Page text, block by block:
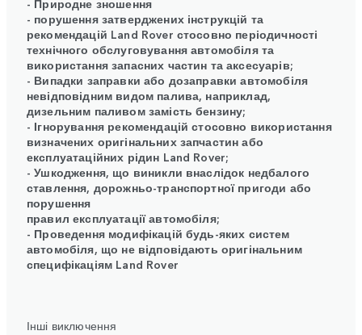
- Природне зношення
- порушення затверджених інструкцій та
рекомендацій Land Rover стосовно періодичності
технічного обслуговування автомобіля та
використання запасних частин та аксесуарів;
- Випадки заправки або дозаправки автомобіля
невідповідним видом палива, наприклад,
дизельним паливом замість бензину;
- Ігнорування рекомендацій стосовно використання
визначених оригінальних запчастин або
експлуатаційних рідин Land Rover;
- Ушкодження, що виникли внаслідок недбалого
ставлення, дорожньо-транспортної пригоди або
порушення
правил експлуатації автомобіля;
- Проведення модифікацій будь-яких систем
автомобіля, що не відповідають оригінальним
специфікаціям Land Rover
Інші виключення